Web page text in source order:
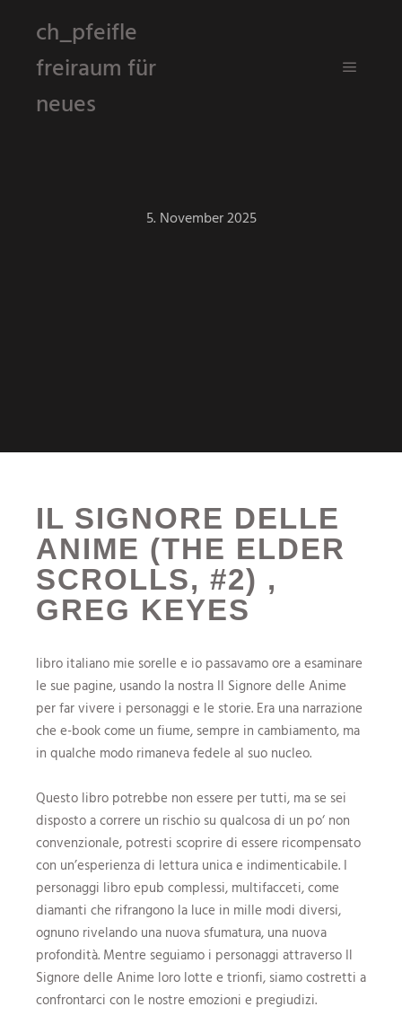
ch_pfeifle
freiraum für
neues
5. November 2025
IL SIGNORE DELLE
ANIME (THE ELDER
SCROLLS, #2) ,
GREG KEYES
libro italiano mie sorelle e io passavamo ore a esaminare
le sue pagine, usando la nostra Il Signore delle Anime
per far vivere i personaggi e le storie. Era una narrazione
che e-book come un fiume, sempre in cambiamento, ma
in qualche modo rimaneva fedele al suo nucleo.
Questo libro potrebbe non essere per tutti, ma se sei
disposto a correre un rischio su qualcosa di un po‘ non
convenzionale, potresti scoprire di essere ricompensato
con un’esperienza di lettura unica e indimenticabile. I
personaggi libro epub complessi, multifacceti, come
diamanti che rifrangono la luce in mille modi diversi,
ognuno rivelando una nuova sfumatura, una nuova
profondità. Mentre seguiamo i personaggi attraverso Il
Signore delle Anime loro lotte e trionfi, siamo costretti a
confrontarci con le nostre emozioni e pregiudizi.